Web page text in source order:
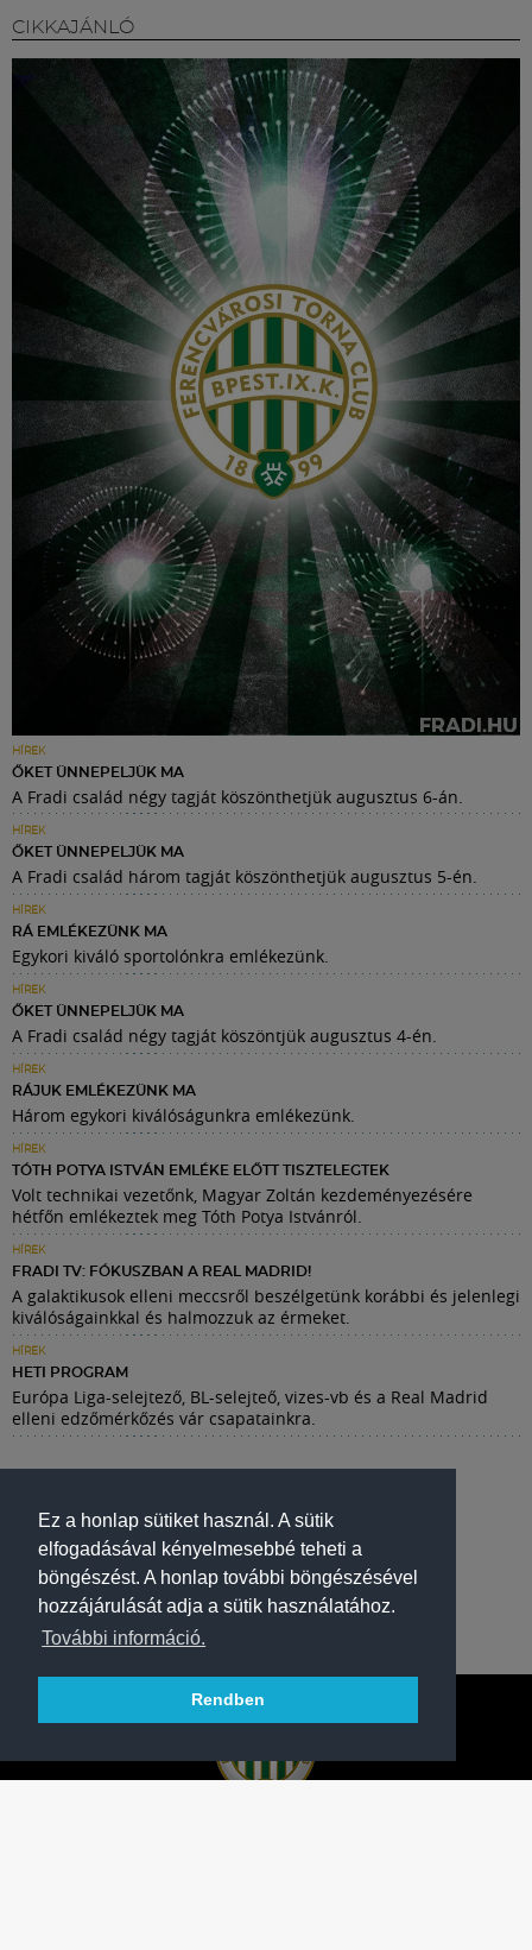
Ez a honlap sütiket használ. A sütik
elfogadásával kényelmesebbé teheti a
böngészést. A honlap további böngészésével
hozzájárulását adja a sütik használatához.
További információ.
Rendben
CIKKAJÁNLÓ
HÍREK
ŐKET ÜNNEPELJÜK MA
A Fradi család négy tagját köszönthetjük augusztus 6-án.
HÍREK
ŐKET ÜNNEPELJÜK MA
A Fradi család három tagját köszönthetjük augusztus 5-én.
HÍREK
RÁ EMLÉKEZÜNK MA
Egykori kiváló sportolónkra emlékezünk.
HÍREK
ŐKET ÜNNEPELJÜK MA
A Fradi család négy tagját köszöntjük augusztus 4-én.
HÍREK
RÁJUK EMLÉKEZÜNK MA
Három egykori kiválóságunkra emlékezünk.
HÍREK
TÓTH POTYA ISTVÁN EMLÉKE ELŐTT TISZTELEGTEK
Volt technikai vezetőnk, Magyar Zoltán kezdeményezésére
hétfőn emlékeztek meg Tóth Potya Istvánról.
HÍREK
FRADI TV: FÓKUSZBAN A REAL MADRID!
A galaktikusok elleni meccsről beszélgetünk korábbi és jelenlegi
kiválóságainkkal és halmozzuk az érmeket.
HÍREK
HETI PROGRAM
Európa Liga-selejtező, BL-selejteő, vizes-vb és a Real Madrid
elleni edzőmérkőzés vár csapatainkra.